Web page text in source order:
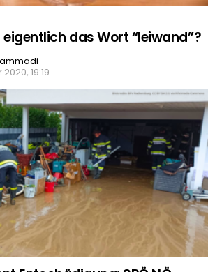
das Wort “leiwand”?
19:19